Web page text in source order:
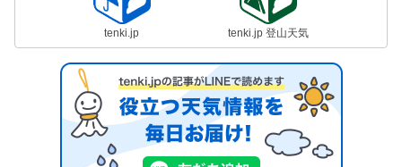
tenki.jp tenki.jp 登山天気